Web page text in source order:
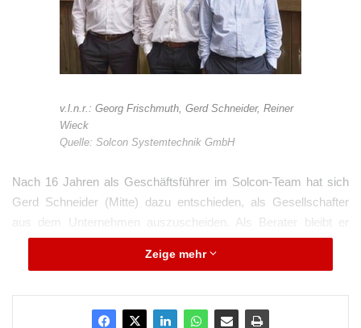
v.l.n.r.: Georg Frischmuth, Gerd Schneider, Reiner
Wieck
Quelle: Solcon Systemtechnik GmbH
Nach 16 Jahren als Geschäftsführer im Solcon-Team hat sich
Gerd Schneider (Mitte) dazu entschieden, als Gesellschafter
aus dem Unternehmen auszuscheiden. Als Berater bleibt er
Solcon allerdings auch weiterhin erhalten. Die Geschäftsführung
geht ab 01.10.2015 an den neuen Gesellschafter Georg
(rechts) bleibt weiterhin Geschäftsführer und leitet nach wie vor
Zeige mehr